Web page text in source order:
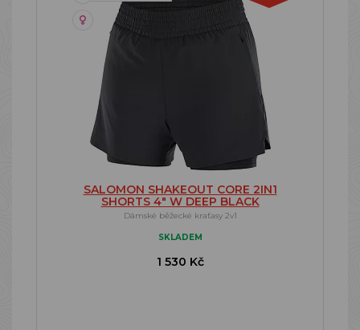
SALOMON SHAKEOUT CORE 2IN1
SHORTS 4" W DEEP BLACK
Dámské běžecké kraťasy 2v1
SKLADEM
1 530 Kč